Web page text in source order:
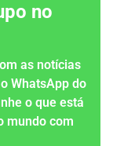
no
as notícias
WhatsApp do
o que está
mundo com